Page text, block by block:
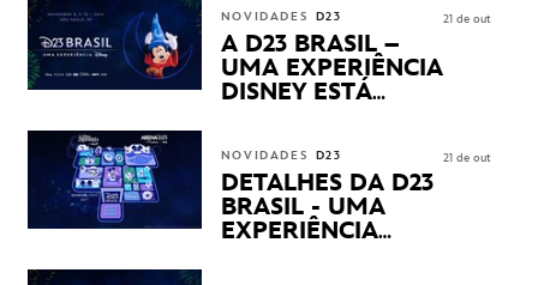
APRESENTAÇÕES E
PRODUTOS EXCLUSIVOS
NO TRANSAMÉRICA EXPO
CENTER EM SÃO PAULO
NOVIDADES D23
A D23 BRASIL –
UMA EXPERIÊNCIA
DISNEY ESTÁ
21 de out
NOVIDADES D23
DETALHES DA D23
BRASIL - UMA
EXPERIÊNCIA
21 de out